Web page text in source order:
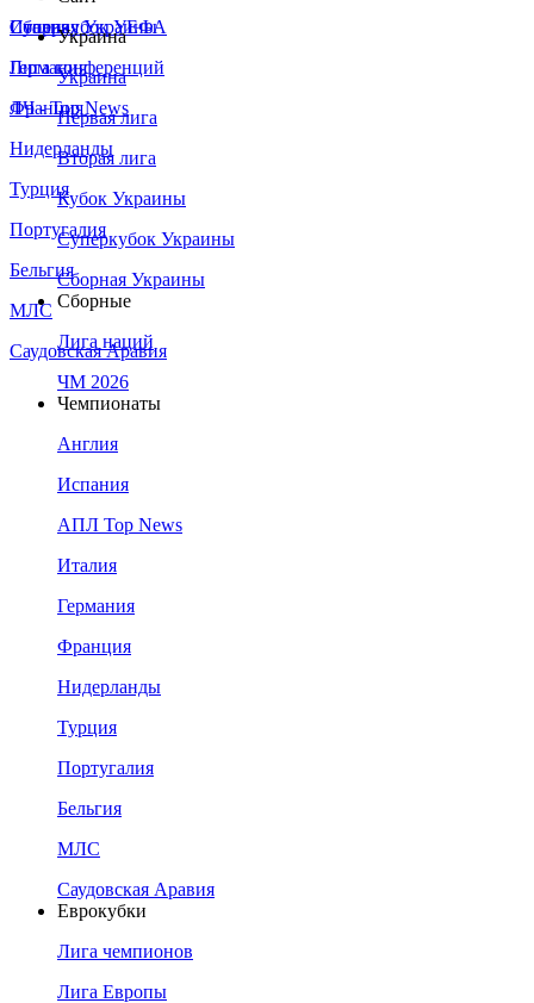
Сборная Украины
Италия
Германия
Франция
Нидерланды
Турция
Португалия
Бельгия
МЛС
Саудовская Аравия
Суперкубок УЕФА
Лига конференций
ЛЧ - Top News
Украина
Украина
Первая лига
Вторая лига
Кубок Украины
Суперкубок Украины
Сборная Украины
Сборные
Лига наций
ЧМ 2026
Чемпионаты
Англия
Испания
АПЛ Top News
Италия
Германия
Франция
Нидерланды
Турция
Португалия
Бельгия
МЛС
Саудовская Аравия
Еврокубки
Лига чемпионов
Лига Европы